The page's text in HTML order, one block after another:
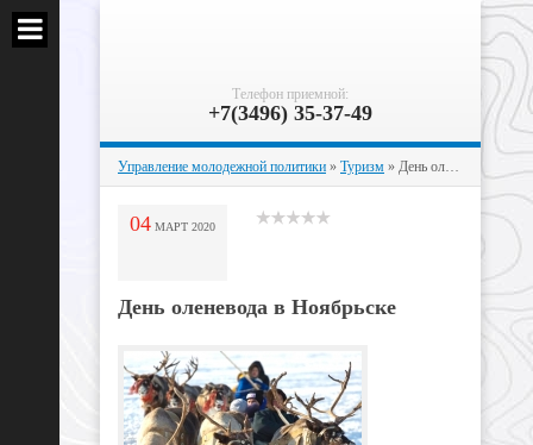
Телефон приемной:
+7(3496) 35-37-49
Управление молодежной политики » Туризм » День оленевода в Ноябрьске
04 МАРТ 2020
День оленевода в Ноябрьске